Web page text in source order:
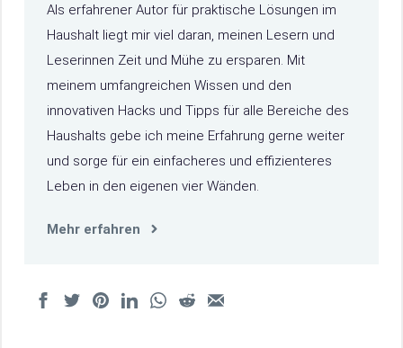
Als erfahrener Autor für praktische Lösungen im
Haushalt liegt mir viel daran, meinen Lesern und
Leserinnen Zeit und Mühe zu ersparen. Mit
meinem umfangreichen Wissen und den
innovativen Hacks und Tipps für alle Bereiche des
Haushalts gebe ich meine Erfahrung gerne weiter
und sorge für ein einfacheres und effizienteres
Leben in den eigenen vier Wänden.
Mehr erfahren